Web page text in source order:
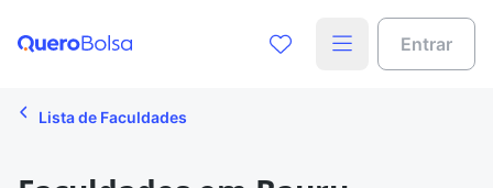
Entrar
Lista de Faculdades